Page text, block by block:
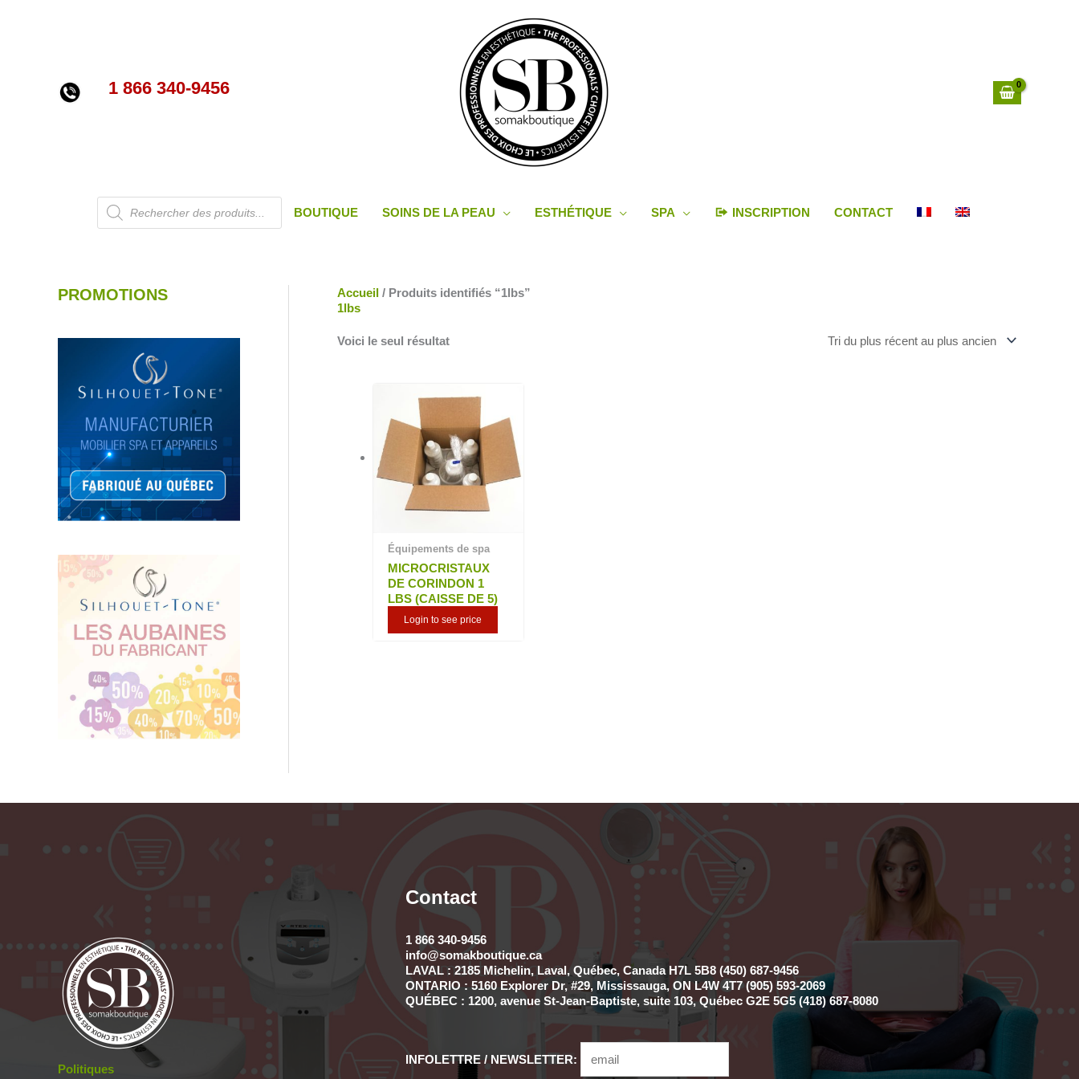
1 866 340-9456
Recherche
de
produits
BOUTIQUE SOINS DE LA PEAU ESTHÉTIQUE SPA INSCRIPTION CONTACT
PROMOTIONS Accueil / Produits identifiés “1lbs”
1lbs
Voici le seul résultat
Équipements de spa
MICROCRISTAUX
DE CORINDON 1
LBS (CAISSE DE 5)
Login to see price
Politiques
Contact
1 866 340-9456
info@somakboutique.ca
LAVAL : 2185 Michelin, Laval, Québec, Canada H7L 5B8 (450) 687-9456
ONTARIO : 5160 Explorer Dr, #29, Mississauga, ON L4W 4T7 (905) 593-2069
QUÉBEC : 1200, avenue St-Jean-Baptiste, suite 103, Québec G2E 5G5 (418) 687-8080
INFOLETTRE / NEWSLETTER: